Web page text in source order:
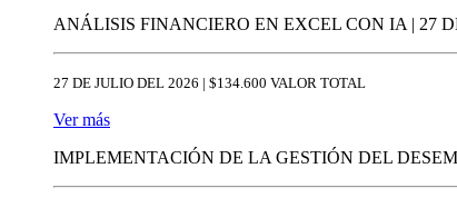
ANÁLISIS FINANCIERO EN EXCEL CON IA | 27
27 DE JULIO DEL 2026 | $134.600 VALOR TOTAL
Ver más
IMPLEMENTACIÓN DE LA GESTIÓN DEL